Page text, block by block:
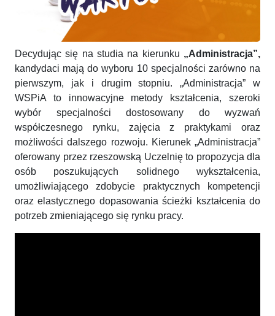
Decydując się na studia na kierunku „Administracja”,
kandydaci mają do wyboru 10 specjalności zarówno na
pierwszym, jak i drugim stopniu. „Administracja” w
WSPiA to innowacyjne metody kształcenia, szeroki
wybór specjalności dostosowany do wyzwań
współczesnego rynku, zajęcia z praktykami oraz
możliwości dalszego rozwoju. Kierunek „Administracja”
oferowany przez rzeszowską Uczelnię to propozycja dla
osób poszukujących solidnego wykształcenia,
umożliwiającego zdobycie praktycznych kompetencji
oraz elastycznego dopasowania ścieżki kształcenia do
potrzeb zmieniającego się rynku pracy.